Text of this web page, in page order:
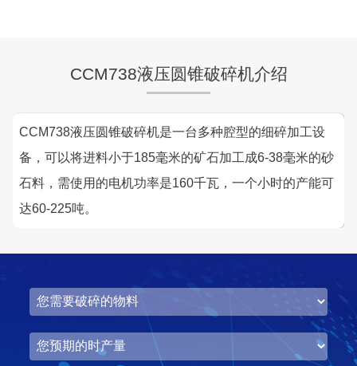
CCM738液压圆锥破碎机介绍
CCM738液压圆锥破碎机是一台多种腔型的细碎加工设
备，可以将进料小于185毫米的矿石加工成6-38毫米的砂
石料，需使用的电机功率是160千瓦，一个小时的产能可
达60-225吨。
项目业主 生产原料